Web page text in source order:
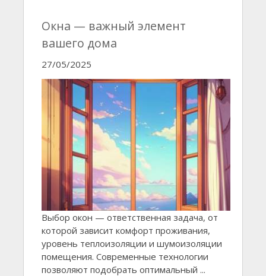
Окна — важный элемент
вашего дома
27/05/2025
Выбор окон — ответственная задача, от
которой зависит комфорт проживания,
уровень теплоизоляции и шумоизоляции
помещения. Современные технологии
позволяют подобрать оптимальный ...